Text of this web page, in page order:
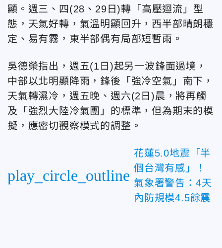
顯。週三、四(28、29日)轉「高壓迴流」型
態，天氣好轉，氣溫明顯回升，西半部晴朗穩
定、易有霧，東半部偶有局部短暫雨。
吳德榮指出，週五(1日)起另一波鋒面過境，
中部以北明顯降雨，鋒後「強冷空氣」南下，
天氣轉濕冷，週五晚、週六(2日)晨，將再觸
及「強烈大陸冷氣團」的標準，但為期末的模
擬，應密切觀察模式的調整。
play_circle_outline
花蓮5.0地震「半
個台灣有感」！
氣象署警告：4天
內防規模4.5餘震